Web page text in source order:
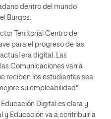
dentro del mundo
Burgos.
Territorial Centro de
para el progreso de las
era digital. Las
Comunicaciones van a
reciben los estudiantes sea
su empleabilidad”.
Digital es clara y
y Educación va a contribuir a